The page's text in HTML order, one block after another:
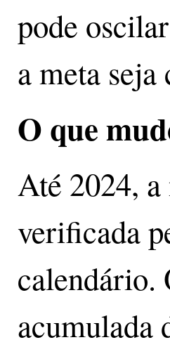
pode
a meta
O que
Até 2024,
verificada
calendário.
acumulada